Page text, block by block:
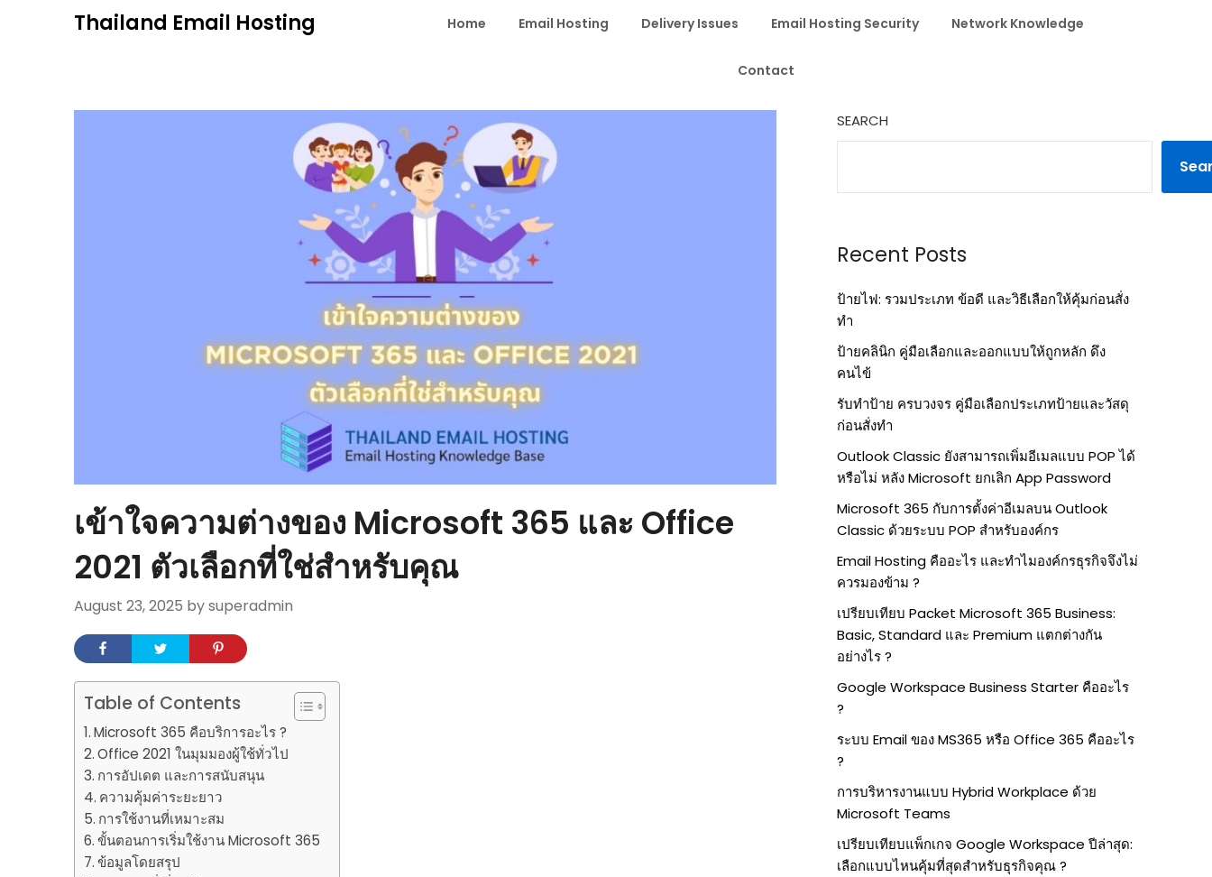
Thailand Email Hosting Home Email Hosting Delivery Issues Email Hosting Security Network Knowledge
Contact
เข้าใจความต่างของ Microsoft 365 และ Office
2021 ตัวเลือกที่ใช่สำหรับคุณ
August 23, 2025 by superadmin
Table of Contents
Microsoft 365 คือบริการอะไร ?
Office 2021 ในมุมมองผู้ใช้ทั่วไป
การอัปเดต และการสนับสนุน
ความคุ้มค่าระยะยาว
การใช้งานที่เหมาะสม
ขั้นตอนการเริ่มใช้งาน Microsoft 365
ข้อมูลโดยสรุป
SEARCH
Recent Posts
ป้ายไฟ: รวมประเภท ข้อดี และวิธีเลือกให้คุ้มก่อนสั่ง
ทำ
ป้ายคลินิก คู่มือเลือกและออกแบบให้ถูกหลัก ดึง
คนไข้
รับทำป้าย ครบวงจร คู่มือเลือกประเภทป้ายและวัสดุ
ก่อนสั่งทำ
Outlook Classic ยังสามารถเพิ่มอีเมลแบบ POP ได้
หรือไม่ หลัง Microsoft ยกเลิก App Password
Microsoft 365 กับการตั้งค่าอีเมลบน Outlook
Classic ด้วยระบบ POP สำหรับองค์กร
Email Hosting คืออะไร และทำไมองค์กรธุรกิจจึงไม่
ควรมองข้าม ?
เปรียบเทียบ Packet Microsoft 365 Business:
Basic, Standard และ Premium แตกต่างกัน
อย่างไร ?
Google Workspace Business Starter คืออะไร
?
ระบบ Email ของ MS365 หรือ Office 365 คืออะไร
?
การบริหารงานแบบ Hybrid Workplace ด้วย
Microsoft Teams
เปรียบเทียบแพ็กเกจ Google Workspace ปีล่าสุด:
เลือกแบบไหนคุ้มที่สุดสำหรับธุรกิจคุณ ?